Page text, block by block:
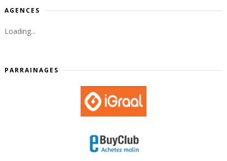
AGENCES
Loading...
PARRAINAGES